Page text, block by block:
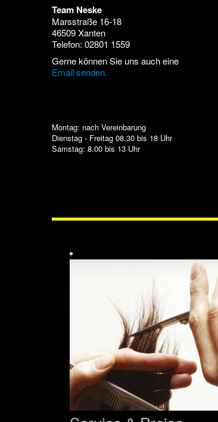
Team Neske
Marsstraße 16-18
46509 Xanten
Telefon: 02801 1559
Gerne können Sie uns auch eine
Email senden.
Montag: nach Vereinbarung
Dienstag - Freitag 08.30 bis 18 Uhr
Samstag: 8.00 bis 13 Uhr